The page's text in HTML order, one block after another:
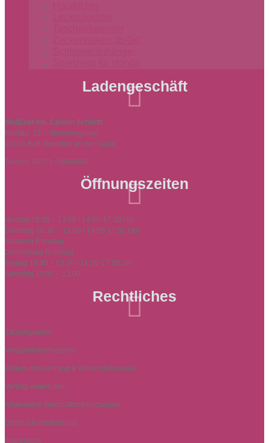
Ladengeschäft

WollLust Inh. Carolin Schmitt
Marktpl. 23 – Storchengasse
97616 Bad Neustadt an der Saale
Telefon: 09771 / 6883066
Öffnungszeiten

Montag 10:30 – 13:00 / 14:00-17:30 Uhr
Dienstag 10:30 – 13:00 / 14:00-17:30 Uhr
Mittwoch Ruhetag
Donnerstag Ruhetag
Freitag 10:30 – 13:00 / 14:00-17:30 Uhr
Samstag 10:00 – 13:00
Rechtliches

Zahlungsarten
Versandinformationen
Widerrufsbelehrung & Widerrufsformular
Vertrag widerrufen
Allgemeine Geschäftsbedingungen
Datenschutzerklärung
Impressum